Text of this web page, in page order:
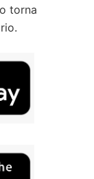
torna